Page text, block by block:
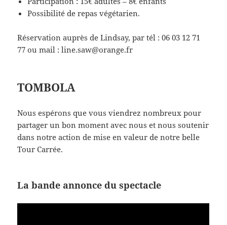
Possibilité de repas végétarien.
Réservation auprès de Lindsay, par tél : 06 03 12 71
77 ou mail : line.saw@orange.fr
TOMBOLA
Nous espérons que vous viendrez nombreux pour
partager un bon moment avec nous et nous soutenir
dans notre action de mise en valeur de notre belle
Tour Carrée.
La bande annonce du spectacle